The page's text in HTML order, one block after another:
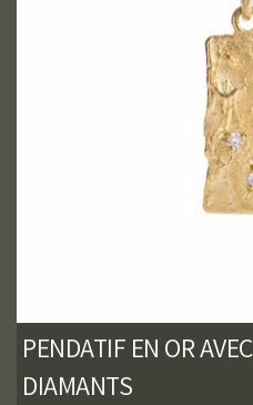
PENDATIF EN OR
DIAMANTS